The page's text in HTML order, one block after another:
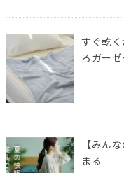
すぐ乾
ろガーゼ
【みん
まる